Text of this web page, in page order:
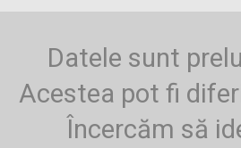
Datele sunt
Acestea pot fi
Încercăm să